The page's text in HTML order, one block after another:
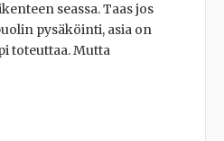
seassa. Taas jos
pysäköinti, asia on
toteuttaa. Mutta